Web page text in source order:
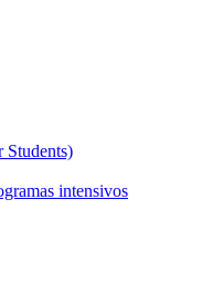
Students)
intensivos